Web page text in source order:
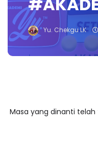
Yu. Chekgu LK
Masa yang dinanti telah